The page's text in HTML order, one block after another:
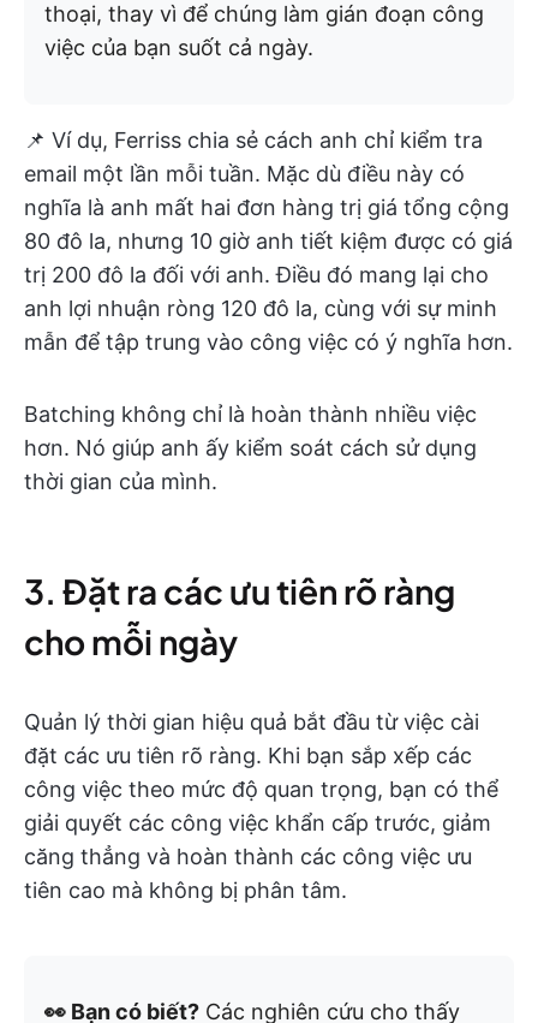
thoại, thay vì để chúng làm gián đoạn công
việc của bạn suốt cả ngày.
📌 Ví dụ, Ferriss chia sẻ cách anh chỉ kiểm tra
email một lần mỗi tuần. Mặc dù điều này có
nghĩa là anh mất hai đơn hàng trị giá tổng cộng
80 đô la, nhưng 10 giờ anh tiết kiệm được có giá
trị 200 đô la đối với anh. Điều đó mang lại cho
anh lợi nhuận ròng 120 đô la, cùng với sự minh
mẫn để tập trung vào công việc có ý nghĩa hơn.
Batching không chỉ là hoàn thành nhiều việc
hơn. Nó giúp anh ấy kiểm soát cách sử dụng
thời gian của mình.
3. Đặt ra các ưu tiên rõ ràng
cho mỗi ngày
Quản lý thời gian hiệu quả bắt đầu từ việc cài
đặt các ưu tiên rõ ràng. Khi bạn sắp xếp các
công việc theo mức độ quan trọng, bạn có thể
giải quyết các công việc khẩn cấp trước, giảm
căng thẳng và hoàn thành các công việc ưu
tiên cao mà không bị phân tâm.
👀 Bạn có biết? Các nghiên cứu cho thấy